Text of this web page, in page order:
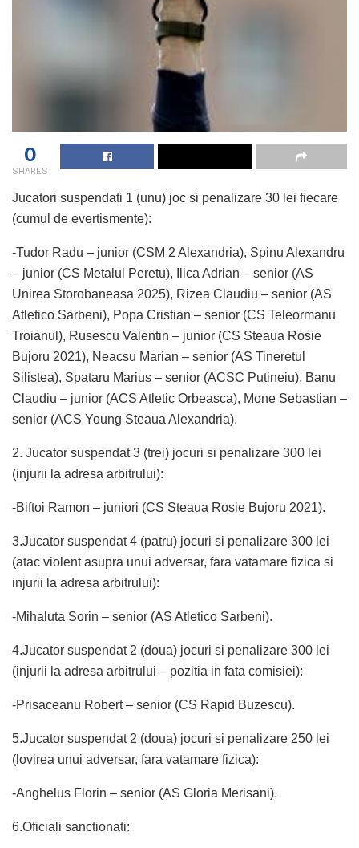
0
SHARES
Jucatori suspendati 1 (unu) joc si penalizare 30 lei fiecare
(cumul de evertismente):
-Tudor Radu – junior (CSM 2 Alexandria), Spinu Alexandru
– junior (CS Metalul Peretu), Ilica Adrian – senior (AS
Unirea Storobaneasa 2025), Rizea Claudiu – senior (AS
Atletico Sarbeni), Popa Cristian – senior (CS Teleormanu
Troianul), Rusescu Valentin – junior (CS Steaua Rosie
Bujoru 2021), Neacsu Marian – senior (AS Tineretul
Silistea), Spataru Marius – senior (ACSC Putineiu), Banu
Claudiu – junior (ACS Atletic Orbeasca), Mone Sebastian –
senior (ACS Young Steaua Alexandria).
2. Jucator suspendat 3 (trei) jocuri si penalizare 300 lei
(injurii la adresa arbitrului):
-Biftoi Ramon – juniori (CS Steaua Rosie Bujoru 2021).
3.Jucator suspendat 4 (patru) jocuri si penalizare 300 lei
(atac violent asupra unui adversar, fara vatamare fizica si
injurii la adresa arbitrului):
-Mihaluta Sorin – senior (AS Atletico Sarbeni).
4.Jucator suspendat 2 (doua) jocuri si penalizare 300 lei
(injurii la adresa arbitrului – pozitia in fata comisiei):
-Prisaceanu Robert – senior (CS Rapid Buzescu).
5.Jucator suspendat 2 (doua) jocuri si penalizare 250 lei
(lovirea unui adversar, fara vatamare fizica):
-Anghelus Florin – senior (AS Gloria Merisani).
6.Oficiali sanctionati: